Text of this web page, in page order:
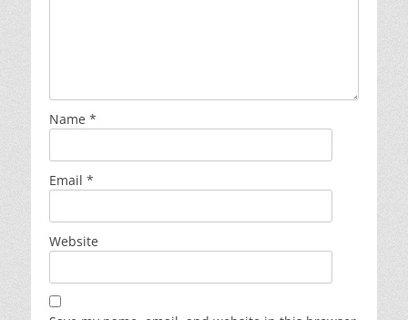
Name *
Email *
Website